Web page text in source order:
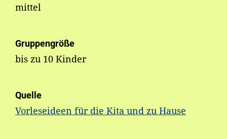
mittel
Gruppengröße
bis zu 10 Kinder
Quelle
Vorleseideen für die Kita und zu Hause